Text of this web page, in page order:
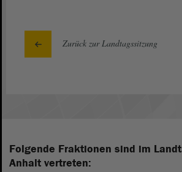
Zurück zur Landtagssitzung
Folgende Fraktionen sind im
Anhalt vertreten: